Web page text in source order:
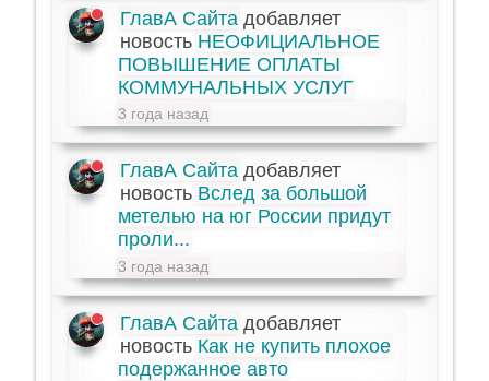
ГлавА Сайта добавляет
новость НЕОФИЦИАЛЬНОЕ
ПОВЫШЕНИЕ ОПЛАТЫ
КОММУНАЛЬНЫХ УСЛУГ
3 года назад
ГлавА Сайта добавляет
новость Вслед за большой
метелью на юг России придут
проли...
3 года назад
ГлавА Сайта добавляет
новость Как не купить плохое
подержанное авто